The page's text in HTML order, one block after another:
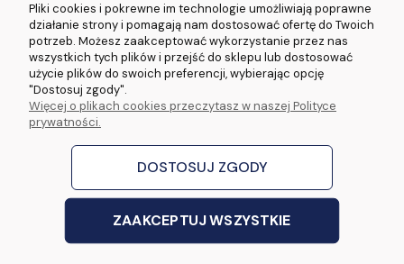
5.0/5.0 (5000+
opinii)
5.0/5.0 (5000+
opinii)
4.9/5.0 (120+
opinii)
© 2026 www.wideorejestratory24.pl. Wszelkie prawa zastrzeżone.
Sklep własności firmy ZOYA LAB Arkadiusz Dawid Lorenz
ul. Jacka Malczewskiego 2A, 65-140 Zielona Góra NIP: 9730587206 REGON:
Sklep internetowy Shoper Premium
Pliki cookies i pokrewne im technologie umożliwiają poprawne
działanie strony i pomagają nam dostosować ofertę do Twoich
potrzeb. Możesz zaakceptować wykorzystanie przez nas
wszystkich tych plików i przejść do sklepu lub dostosować
użycie plików do swoich preferencji, wybierając opcję
"Dostosuj zgody".
Więcej o plikach cookies przeczytasz w naszej Polityce
prywatności.
DOSTOSUJ ZGODY
ZAAKCEPTUJ WSZYSTKIE